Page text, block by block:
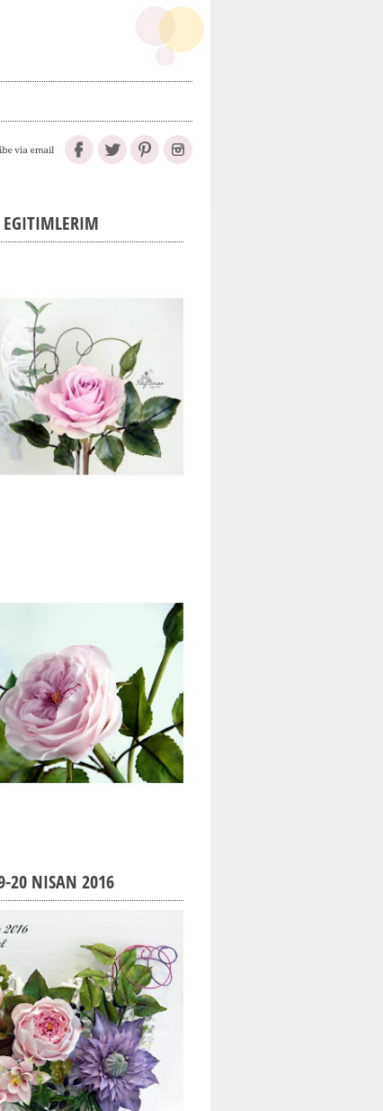
EGITIMLERIM
20 NISAN 2016